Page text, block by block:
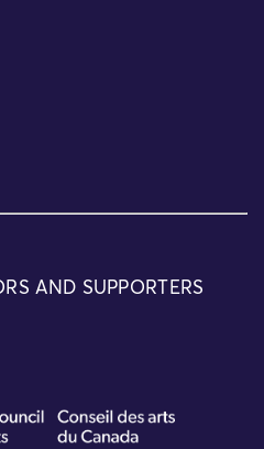
AND SUPPORTERS